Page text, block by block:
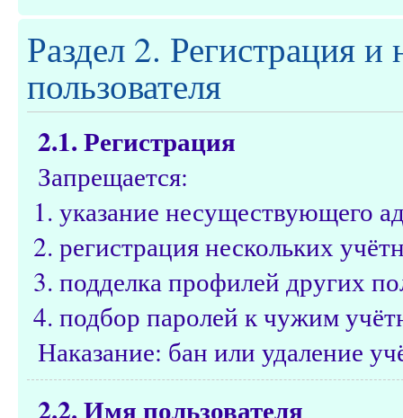
Раздел 2. Регистрация
пользователя
2.1. Регистрация
Запрещается:
указание несуществующего
регистрация нескольких
подделка профилей других
подбор паролей к чужим
Наказание: бан или удаление
2.2. Имя пользователя